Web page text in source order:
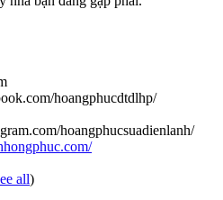
hoangphucdtdlhp/
hoangphucsuadienlanh/
all)